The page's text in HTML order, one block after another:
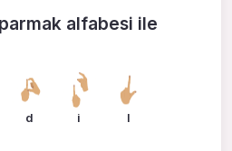
alfabesi ile
d i l